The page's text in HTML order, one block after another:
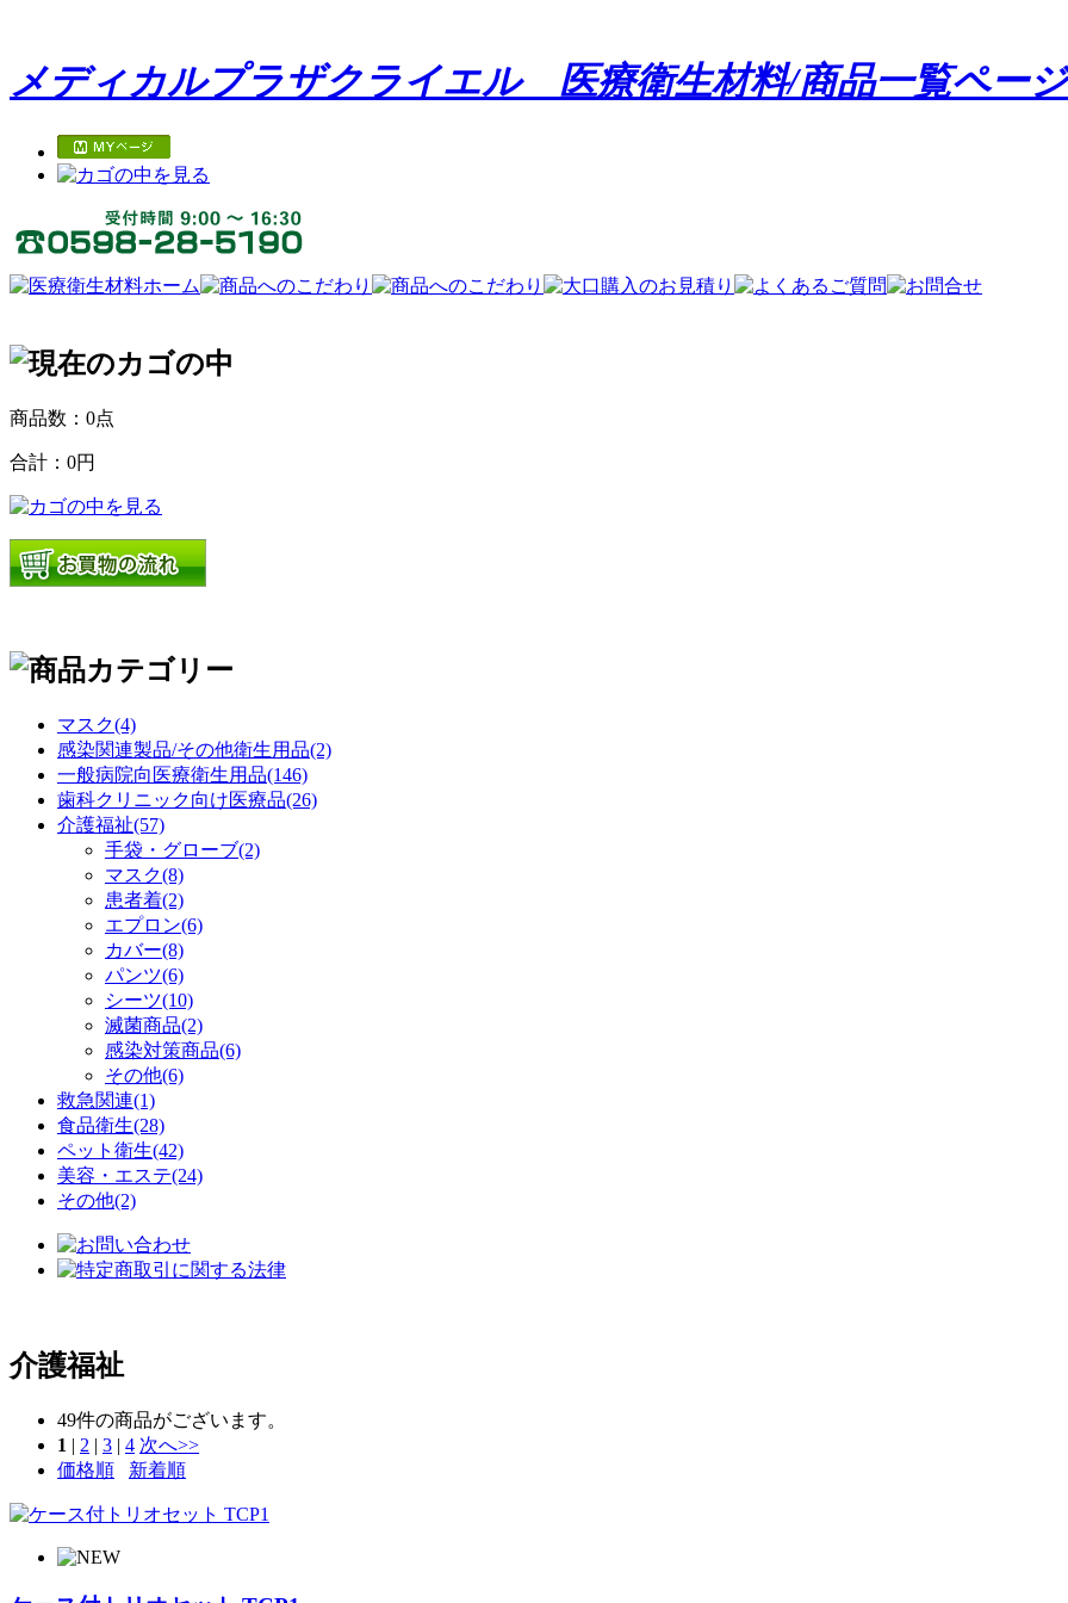
メディカルプラザクライエル 医療衛生材料/商品一覧ページ
商品数：0点
合計： 0円
マスク(4)
感染関連製品/その他衛生用品(2)
一般病院向医療衛生用品(146)
歯科クリニック向け医療品(26)
介護福祉(57)
手袋・グローブ(2)
マスク(8)
患者着(2)
エプロン(6)
カバー(8)
パンツ(6)
シーツ(10)
滅菌商品(2)
感染対策商品(6)
その他(6)
救急関連(1)
食品衛生(28)
ペット衛生(42)
美容・エステ(24)
その他(2)
介護福祉
49件の商品がございます。
1 | 2 | 3 | 4 次へ>>
価格順
新着順